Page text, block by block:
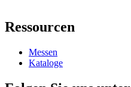
Ressourcen
Messen
Kataloge